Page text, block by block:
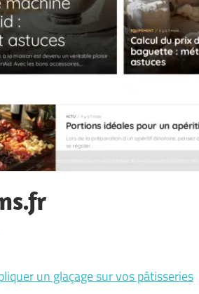
un glaçage sur vos pâtisseries